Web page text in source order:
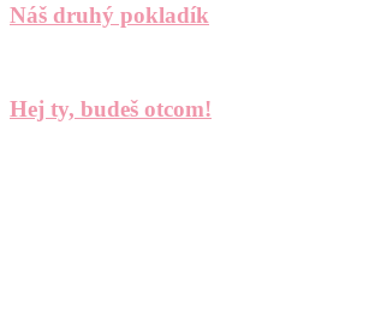
Náš druhý pokladík
Hej ty, budeš otcom!